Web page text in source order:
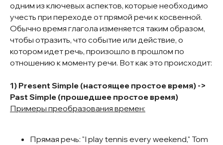
одним из ключевых аспектов, которые необходимо
учесть при переходе от прямой речи к косвенной.
Обычно время глагола изменяется таким образом,
чтобы отразить, что событие или действие, о
котором идет речь, произошло в прошлом по
отношению к моменту речи. Вот как это происходит:
1) Present Simple (настоящее простое время) ->
Past Simple (прошедшее простое время)
Примеры преобразования времен:
Прямая речь: "I play tennis every weekend," Tom